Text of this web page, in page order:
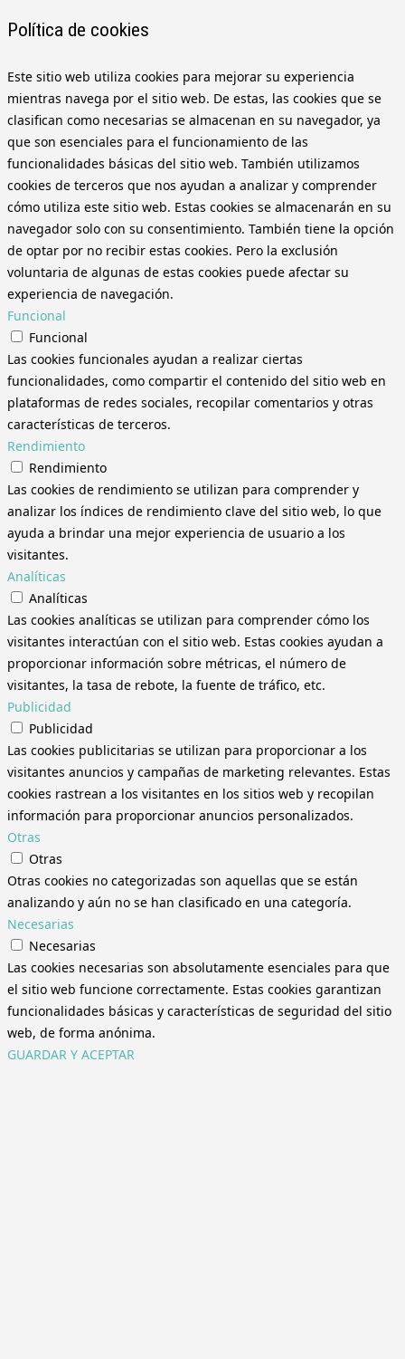
Política de cookies
Este sitio web utiliza cookies para mejorar su experiencia
mientras navega por el sitio web. De estas, las cookies que se
clasifican como necesarias se almacenan en su navegador, ya
que son esenciales para el funcionamiento de las
funcionalidades básicas del sitio web. También utilizamos
cookies de terceros que nos ayudan a analizar y comprender
cómo utiliza este sitio web. Estas cookies se almacenarán en su
navegador solo con su consentimiento. También tiene la opción
de optar por no recibir estas cookies. Pero la exclusión
voluntaria de algunas de estas cookies puede afectar su
experiencia de navegación.
Funcional
Funcional
Las cookies funcionales ayudan a realizar ciertas
funcionalidades, como compartir el contenido del sitio web en
plataformas de redes sociales, recopilar comentarios y otras
características de terceros.
Rendimiento
Rendimiento
Las cookies de rendimiento se utilizan para comprender y
analizar los índices de rendimiento clave del sitio web, lo que
ayuda a brindar una mejor experiencia de usuario a los
visitantes.
Analíticas
Analíticas
Las cookies analíticas se utilizan para comprender cómo los
visitantes interactúan con el sitio web. Estas cookies ayudan a
proporcionar información sobre métricas, el número de
visitantes, la tasa de rebote, la fuente de tráfico, etc.
Publicidad
Publicidad
Las cookies publicitarias se utilizan para proporcionar a los
visitantes anuncios y campañas de marketing relevantes. Estas
cookies rastrean a los visitantes en los sitios web y recopilan
información para proporcionar anuncios personalizados.
Otras
Otras
Otras cookies no categorizadas son aquellas que se están
analizando y aún no se han clasificado en una categoría.
Necesarias
Necesarias
Las cookies necesarias son absolutamente esenciales para que
el sitio web funcione correctamente. Estas cookies garantizan
funcionalidades básicas y características de seguridad del sitio
web, de forma anónima.
GUARDAR Y ACEPTAR